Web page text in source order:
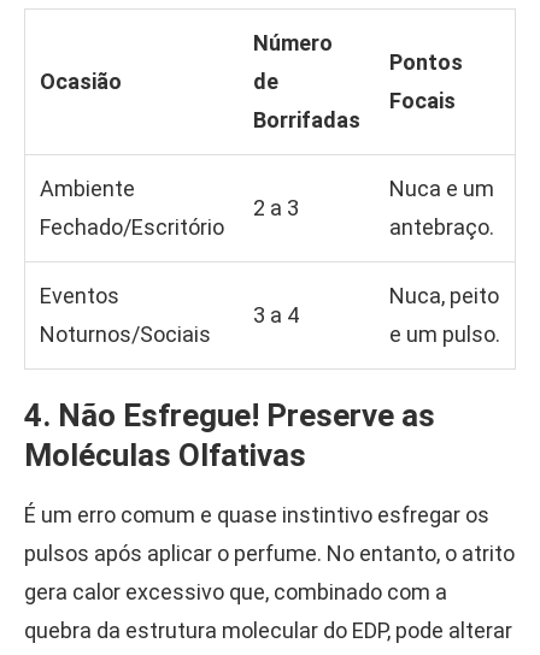
Ocasião
Número
de
Borrifadas
Pontos
Focais
Ambiente
Fechado/Escritório
2 a 3
Nuca e um
antebraço.
Eventos
Noturnos/Sociais
3 a 4
Nuca, peito
e um pulso.
4. Não Esfregue! Preserve as
Moléculas Olfativas
É um erro comum e quase instintivo esfregar os
pulsos após aplicar o perfume. No entanto, o atrito
gera calor excessivo que, combinado com a
quebra da estrutura molecular do EDP, pode alterar